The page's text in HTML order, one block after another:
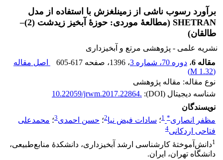
برآورد رسوب ناشی از زمین‏‏‏لغزش با استفاده از مدل
SHETRAN (مطالعۀ موردی: حوزۀ آبخیز زیدشت (2)–
طالقان)
نشریه علمی - پژوهشی مرتع و آبخیزداری
مقاله 6
، دوره 70، شماره 3 ، 1396 ، صفحه 605-617
اصل مقاله
(
1.32 M
)
نوع مقاله: مقاله پژوهشی
شناسه دیجیتال (DOI):
10.22059/jrwm.2017.22864.
نویسندگان
مظفر انصاری*
1؛ سادات فیض نیا2؛ حسن احمدی3؛ محمدعلی
فتاحی اردکانی4
1دانش‌آموختۀ کارشناسی ارشد آبخیزداری، دانشکدۀ منابع‌طبیعی،
دانشگاه تهران، ایران.